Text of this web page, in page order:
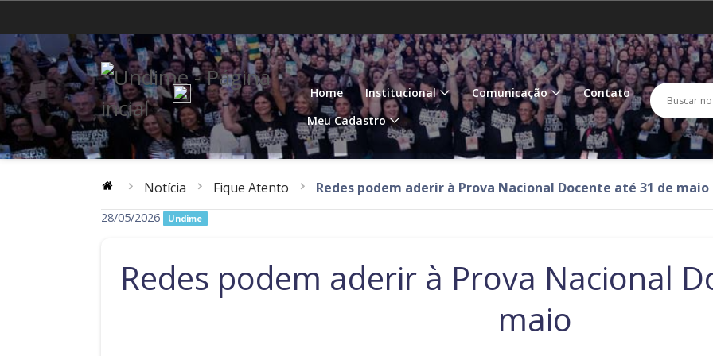
IR
PARA
O
CONTEÚDO
Distrito Federal Espírito Santo Goiás Maranhão
Mato Grosso Pará Paraíba Pernambuco
Rio de Janeiro Rio Grande do Norte Rondônia Roraima
Santa Catarina São Paulo Tocantins
Home Institucional Comunicação
Contato
Meu Cadastro
no
Notícia Fique Atento Redes podem aderir à Prova Nacional Docente até 31 de maio
28/05/2026 Undime
Redes podem aderir à Prova Nacional
maio